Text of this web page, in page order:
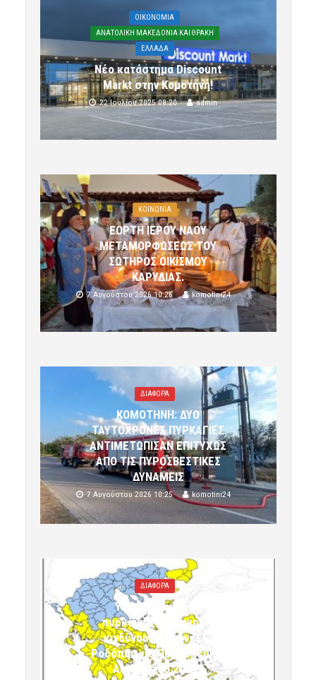
OIKONOMIA
ΑΝΑΤΟΛΙΚΗ ΜΑΚΕΔΟΝΙΑ ΚΑΙ ΘΡΑΚΗ
ΕΛΛΑΔΑ
Νέο κατάστημα Discount
Markt στην Κομοτηνή!
22 Ιουλίου 2025 08:20 admin
ΚΟΙΝΩΝΙΑ
ΕΟΡΤΗ ΙΕΡΟΥ ΝΑΟΥ
ΜΕΤΑΜΟΡΦΩΣΕΩΣ ΤΟΥ
ΣΩΤΗΡΟΣ ΟΙΚΙΣΜΟΥ
ΚΑΡΥΔΙΑΣ.
7 Αυγούστου 2026 10:26 komotini24
ΔΙΑΦΟΡΑ
ΚΟΜΟΤΗΝΗ: ΔΥΟ
ΤΑΥΤΟΧΡΟΝΕΣ ΠΥΡΚΑΓΙΕΣ
ΑΝΤΙΜΕΤΩΠΙΣΑΝ ΕΠΙΤΥΧΩΣ
ΑΠΟ ΤΙΣ ΠΥΡΟΣΒΕΣΤΙΚΕΣ
ΔΥΝΑΜΕΙΣ
7 Αυγούστου 2026 10:25 komotini24
ΔΙΑΦΟΡΑ
Υψηλός κίνδυνος
πυρκαγιάς (κατηγορία
κινδύνου 3) στην Π.Ε.
Ροδόπης για Παρασκευή 7
Αυγούστου 2026»